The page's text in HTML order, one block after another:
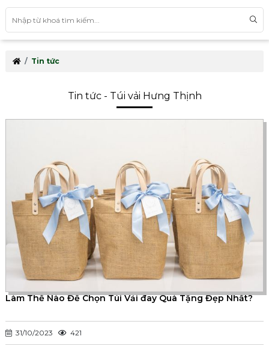
Tin tức
Tin tức - Túi vải Hưng Thịnh
Làm Thế Nào Để Chọn Túi Vải đay Quà Tặng Đẹp Nhất?
31/10/2023 421